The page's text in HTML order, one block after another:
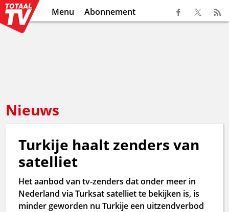
Menu Abonnement
Nieuws
Turkije haalt zenders van
satelliet
Het aanbod van tv-zenders dat onder meer in
Nederland via Turksat satelliet te bekijken is, is
minder geworden nu Turkije een uitzendverbod